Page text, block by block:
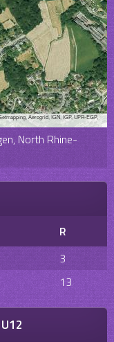
Aerogrid, IGN, IGP, UPR-EGP,
North Rhine-
R
3
13